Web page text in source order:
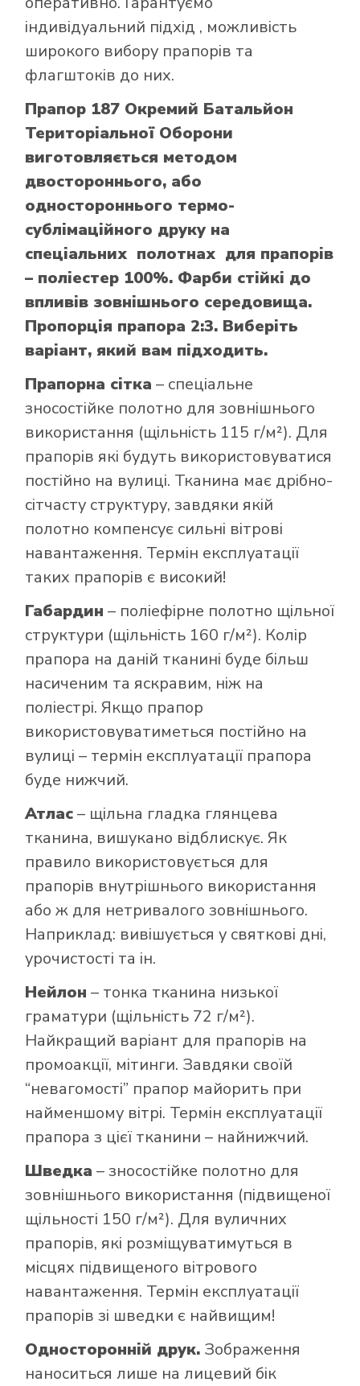
індивідуальний підхід , можливість
широкого вибору прапорів та
флагштоків до них.
Прапор 187 Окремий Батальйон
Територіальної Оборони
виготовляється методом
двостороннього, або
одностороннього термо-
сублімаційного друку на
спеціальних полотнах для прапорів
– поліестер 100%. Фарби стійкі до
впливів зовнішнього середовища.
Пропорція прапора 2:3. Виберіть
варіант, який вам підходить.
Прапорна сітка – спеціальне
зносостійке полотно для зовнішнього
використання (щільність 115 г/м²). Для
прапорів які будуть використовуватися
постійно на вулиці. Тканина має дрібно-
сітчасту структуру, завдяки якій
полотно компенсує сильні вітрові
навантаження. Термін експлуатації
таких прапорів є високий!
Габардин – поліефірне полотно щільної
структури (щільність 160 г/м²). Колір
прапора на даній тканині буде більш
насиченим та яскравим, ніж на
поліестрі. Якщо прапор
використовуватиметься постійно на
вулиці – термін експлуатації прапора
буде нижчий.
Атлас– щільна гладка глянцева
тканина, вишукано відблискує. Як
правило використовується для
прапорів внутрішнього використання
або ж для нетривалого зовнішнього.
Наприклад: вивішується у святкові дні,
урочистості та ін.
Нейлон – тонка тканина низької
граматури (щільність 72 г/м²).
Найкращий варіант для прапорів на
промоакції, мітинги. Завдяки своїй
“невагомості” прапор майорить при
найменшому вітрі. Термін експлуатації
прапора з цієї тканини – найнижчий.
Шведка – зносостійке полотно для
зовнішнього використання (підвищеної
щільності 150 г/м²). Для вуличних
прапорів, які розміщуватимуться в
місцях підвищеного вітрового
навантаження. Термін експлуатації
прапорів зі шведки є найвищим!
Односторонній друк. Зображення
наноситься лише на лицевий бік